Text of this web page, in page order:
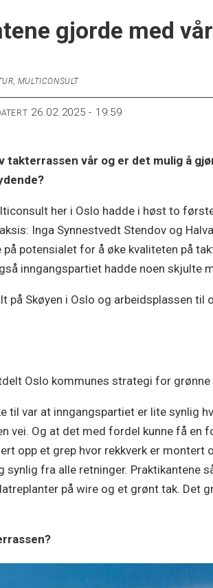
gjorde med
MULTICONSULT
26.02.2025 - 19:59
takterrassen vår og er det mulig å
her i Oslo hadde i høst to
Inga Synnestvedt Stendov og
potensialet for å øke kvaliteten på
inngangspartiet hadde noen skjulte
på Skøyen i Oslo og arbeidsplassen til
Oslo kommunes strategi for
til var at inngangspartiet er lite synlig
vei. Og at det med fordel kunne få en
opp et grep hvor rekkverk er
fra alle retninger. Praktikantene
på wire og et grønt tak. Det